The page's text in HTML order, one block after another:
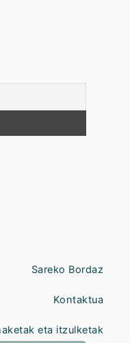
Sareko Bordaz
Kontaktua
eta itzulketak